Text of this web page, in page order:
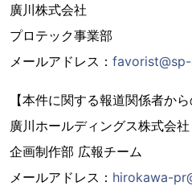
廣川株式会社
プロテック事業部
メールアドレス：
【本件に関する報道関係者から
廣川ホールディングス株式会社
企画制作部 広報チーム
メールアドレス： hirokawa-